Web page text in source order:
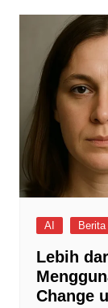
AI Berita
Lebih
Change